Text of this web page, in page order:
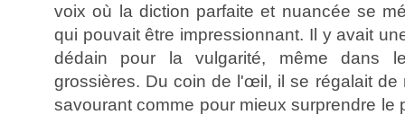
voix où la diction parfaite et nuancée se
qui pouvait être impressionnant. Il y avait
dédain pour la vulgarité, même dans
grossières. Du coin de l'œil, il se régalait de
savourant comme pour mieux surprendre le